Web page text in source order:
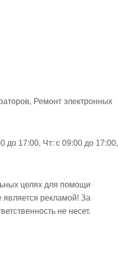
Ремонт электронных
до 17:00, Чт: с 09:00 до 17:00,
целях для помощи
рекламой! За
не несет.